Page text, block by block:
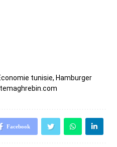
tunisie, Hamburger
Facebook